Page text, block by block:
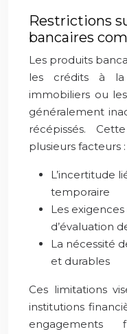
Restrictions
bancaires
Les produits
les crédits à la
immobiliers ou
généralement
récépissés.
plusieurs facteurs :
L’incertitude
temporaire
Les
d’évaluation
La nécessité
et durables
Ces limitations
institutions
engagements